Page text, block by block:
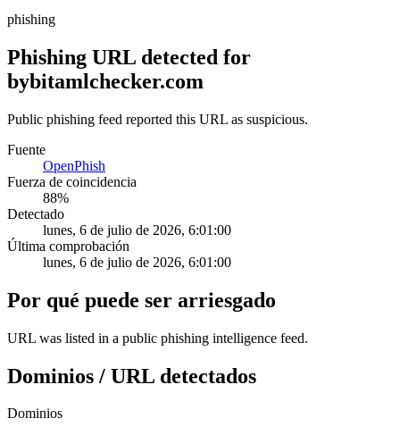
phishing
Phishing URL detected for
bybitamlchecker.com
Public phishing feed reported this URL as suspicious.
Fuente
OpenPhish
Fuerza de coincidencia
88%
Detectado
lunes, 6 de julio de 2026, 6:01:00
Última comprobación
lunes, 6 de julio de 2026, 6:01:00
Por qué puede ser arriesgado
URL was listed in a public phishing intelligence feed.
Dominios / URL detectados
Dominios